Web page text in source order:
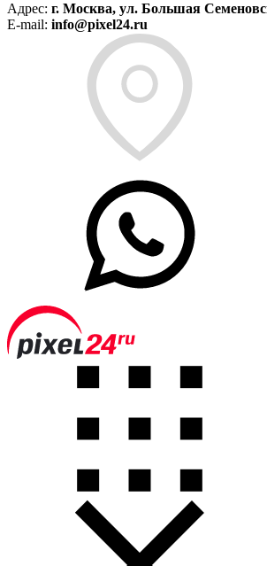
Адрес: г. Москва, ул. Большая
E-mail: info@pixel24.ru